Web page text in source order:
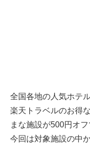
全国各地の人気ホテ
楽天トラベルのお得
まな施設が500円オ
今回は対象施設の中